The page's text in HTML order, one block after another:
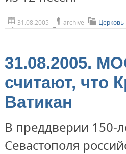
31.08.2005 archive
31.08.2005.
считают, что
Ватикан
В преддверии 150-
Севастополя